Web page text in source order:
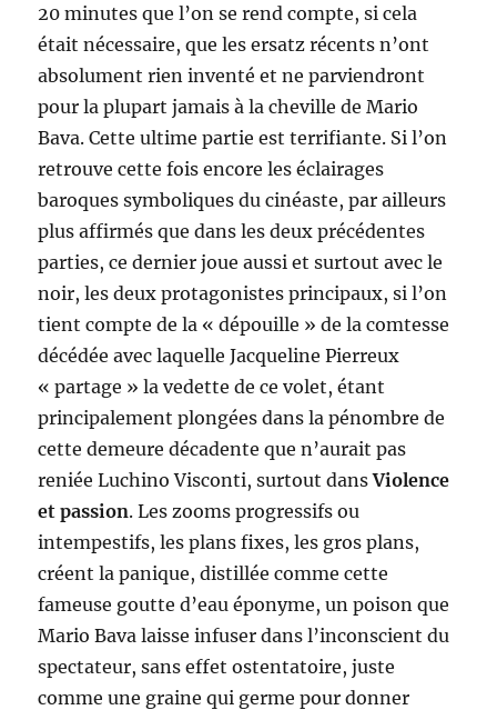
20 minutes que l’on se rend compte, si cela
était nécessaire, que les ersatz récents n’ont
absolument rien inventé et ne parviendront
pour la plupart jamais à la cheville de Mario
Bava. Cette ultime partie est terrifiante. Si l’on
retrouve cette fois encore les éclairages
baroques symboliques du cinéaste, par ailleurs
plus affirmés que dans les deux précédentes
parties, ce dernier joue aussi et surtout avec le
noir, les deux protagonistes principaux, si l’on
tient compte de la « dépouille » de la comtesse
décédée avec laquelle Jacqueline Pierreux
« partage » la vedette de ce volet, étant
principalement plongées dans la pénombre de
cette demeure décadente que n’aurait pas
reniée Luchino Visconti, surtout dansViolence
et passion. Les zooms progressifs ou
intempestifs, les plans fixes, les gros plans,
créent la panique, distillée comme cette
fameuse goutte d’eau éponyme, un poison que
Mario Bava laisse infuser dans l’inconscient du
spectateur, sans effet ostentatoire, juste
comme une graine qui germe pour donner